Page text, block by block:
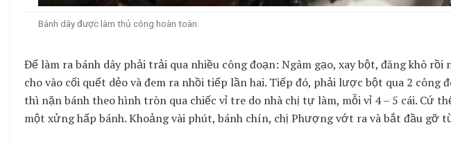
Bánh dây được làm thủ công hoàn toàn.
Để làm ra bánh dây phải trải qua nhiều công đoạn: Ngâm gạo, xay bột, đăng khô rồi
cho vào cối quết dẻo và đem ra nhồi tiếp lần hai. Tiếp đó, phải lược bột qua 2 công
thì nặn bánh theo hình tròn qua chiếc vỉ tre do nhà chị tự làm, mỗi vỉ 4 – 5 cái. Cứ
một xửng hấp bánh. Khoảng vài phút, bánh chín, chị Phượng vớt ra và bắt đầu gỡ